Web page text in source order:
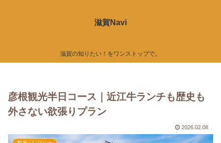
滋賀Navi
滋賀の知りたい！をワンストップで。
彦根観光半日コース｜近江牛ランチも歴史も
外さない欲張りプラン
2026.02.08